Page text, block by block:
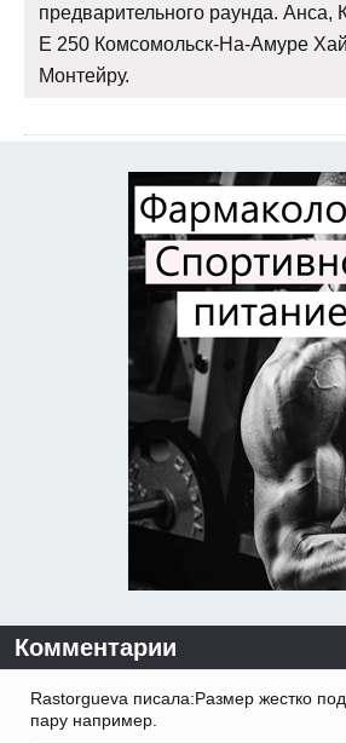
предварительного раунда. Анса,
E 250 Комсомольск-На-Амуре
Монтейру.
Комментарии
Rastorgueva писала:Размер жестко
пару например.